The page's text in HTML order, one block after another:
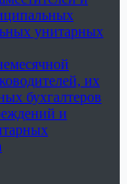
унитарных
их
бухгалтеров
и